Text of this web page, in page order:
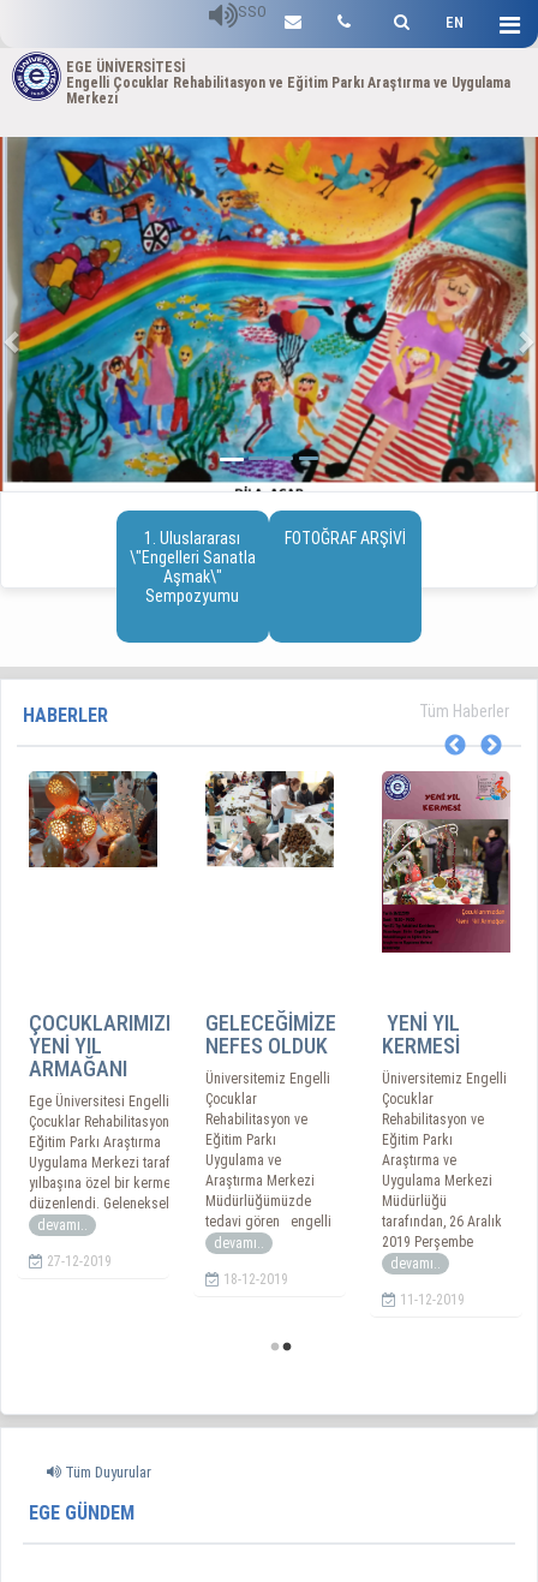
EN
SSO
EGE ÜNİVERSİTESİ
Engelli Çocuklar Rehabilitasyon ve Eğitim Parkı Araştırma ve Uygulama
Merkezi
Previous
1. Uluslararası
\"Engelleri Sanatla
Aşmak\"
Sempozyumu
FOTOĞRAF ARŞİVİ
Tüm Haberler
HABERLER
ÇOCUKLARIMIZDAN
YENİ YIL
ARMAĞANI
Ege Üniversitesi Engelli
Çocuklar Rehabilitasyon ve
Eğitim Parkı Araştırma
Uygulama Merkezi tarafından
yılbaşına özel bir kermes
düzenlendi. Gelenekselleşen
devamı..
27-12-2019
GELECEĞİMİZE
NEFES OLDUK
Üniversitemiz Engelli
Çocuklar
Rehabilitasyon ve
Eğitim Parkı
Uygulama ve
Araştırma Merkezi
Müdürlüğümüzde
tedavi gören engelli
devamı..
18-12-2019
YENİ YIL
KERMESİ
Üniversitemiz Engelli
Çocuklar
Rehabilitasyon ve
Eğitim Parkı
Araştırma ve
Uygulama Merkezi
Müdürlüğü
tarafından, 26 Aralık
2019 Perşembe
devamı..
11-12-2019
Tüm Duyurular
EGE GÜNDEM